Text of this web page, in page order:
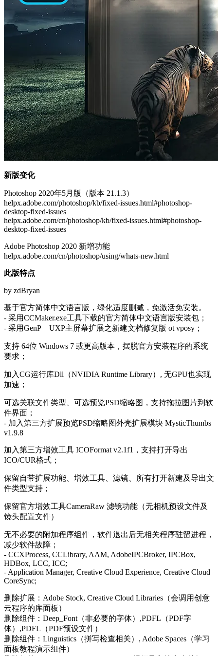
新版变化
Photoshop 2020年5月版（版本 21.1.3）
helpx.adobe.com/photoshop/kb/fixed-issues.html#photoshop-
desktop-fixed-issues
helpx.adobe.com/cn/photoshop/kb/fixed-issues.html#photoshop-
desktop-fixed-issues
Adobe Photoshop 2020 新增功能
helpx.adobe.com/cn/photoshop/using/whats-new.html
此版特点
by zdBryan
基于官方简体中文语言版，绿化适度删减，免激活免安装。
- 采用CCMaker.exe工具下载的官方简体中文语言版安装包；
- 采用GenP + UXP主屏幕扩展之新建文档修复版 ot vposy；
支持 64位 Windows 7 或更高版本，摆脱官方安装程序的系统
要求；
加入CG运行库Dll（NVIDIA Runtime Library）, 无GPU也实现
加速；
可选关联文件类型、可选预览PSD缩略图，支持拖拉图片到软
件界面；
- 加入第三方扩展预览PSD缩略图外壳扩展模块 MysticThumbs
v1.9.8
加入第三方增效工具 ICOFormat v2.1f1，支持打开导出
ICO/CUR格式；
保留自带扩展功能、增效工具、滤镜、所有打开新建及导出文
件类型支持；
保留官方增效工具CameraRaw 滤镜功能（无相机预设文件及
镜头配置文件）
无不必要的附加程序组件，软件退出后无相关程序驻留进程，
减少软件故障；
- CCXProcess, CCLibrary, AAM, AdobeIPCBroker, IPCBox,
HDBox, LCC, ICC;
- Application Manager, Creative Cloud Experience, Creative Cloud
CoreSync;
删除扩展：Adobe Stock, Creative Cloud Libraries（会调用创意
云程序的库面板）
删除组件：Deep_Font（非必要的字体）,PDFL（PDF字
体）,PDFL（PDF预设文件）
删除组件：Linguistics（拼写检查相关）, Adobe Spaces（学习
面板教程演示组件）